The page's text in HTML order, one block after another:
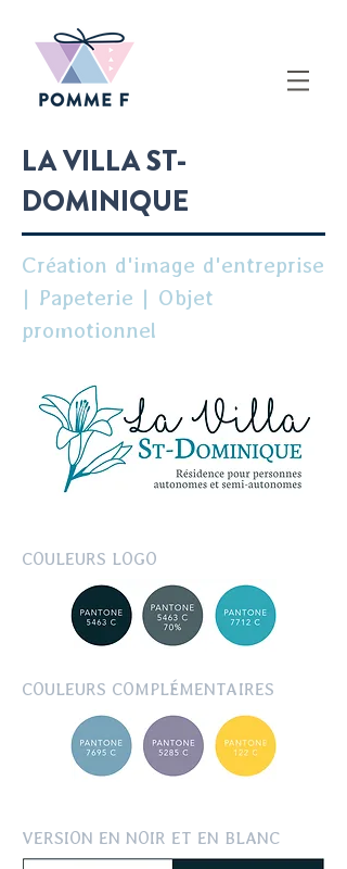
LA VILLA ST-
DOMINIQUE
Création d'image d'entreprise
| Papeterie | Objet
promotionnel
COULEURS LOGO
COULEURS COMPLÉMENTAIRES
VERSION EN NOIR ET EN BLANC